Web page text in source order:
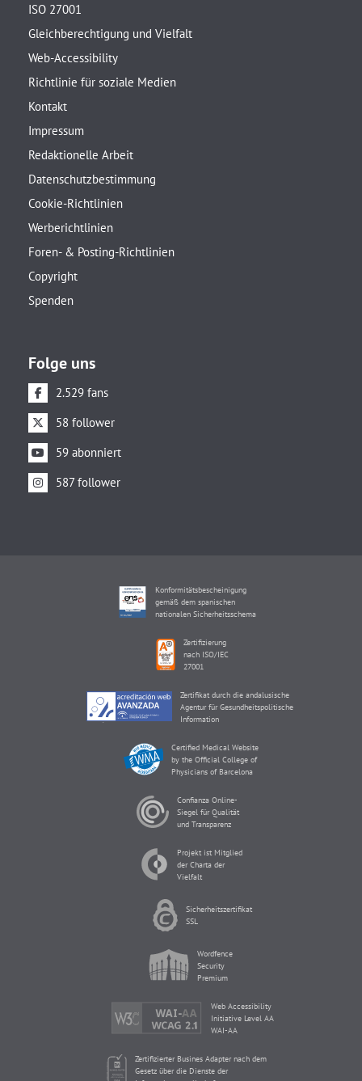
ISO 27001
Gleichberechtigung und Vielfalt
Web-Accessibility
Richtlinie für soziale Medien
Kontakt
Impressum
Redaktionelle Arbeit
Datenschutzbestimmung
Cookie-Richtlinien
Werberichtlinien
Foren- & Posting-Richtlinien
Copyright
Spenden
Folge uns
2.529 fans
58 follower
59 abonniert
587 follower
Konformitätsbescheinigung
gemäß dem spanischen
nationalen Sicherheitsschema
Zertifizierung
nach ISO/IEC
27001
Zertifikat durch die andalusische
Agentur für Gesundheitspolitische
Information
Certified Medical Website
by the Official College of
Physicians of Barcelona
Confianza Online-
Siegel für Qualität
und Transparenz
Projekt ist Mitglied
der Charta der
Vielfalt
Sicherheitszertifikat
SSL
Wordfence
Security
Premium
Web Accessibility
Initiative Level AA
WAI-AA
Zertifizierter Busines Adapter nach dem
Gesetz über die Dienste der